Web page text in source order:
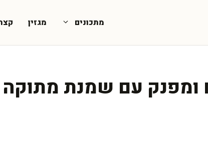
מתכונים מגזין
ומפנק עם שמנת מתוקה